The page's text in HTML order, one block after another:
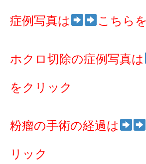
症例写真は こちら
ホクロ切除の症例写真は
をクリック
粉瘤の手術の経過は
リック